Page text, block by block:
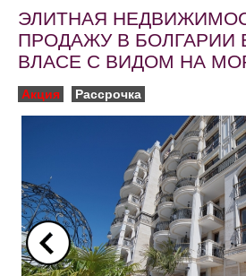
ЭЛИТНАЯ
ПРОДАЖУ В БОЛГАРИИ
ВЛАСЕ С ВИДОМ НА
Акция Рассрочка